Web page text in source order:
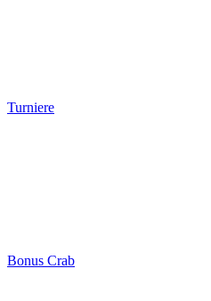
Turniere
Bonus Crab